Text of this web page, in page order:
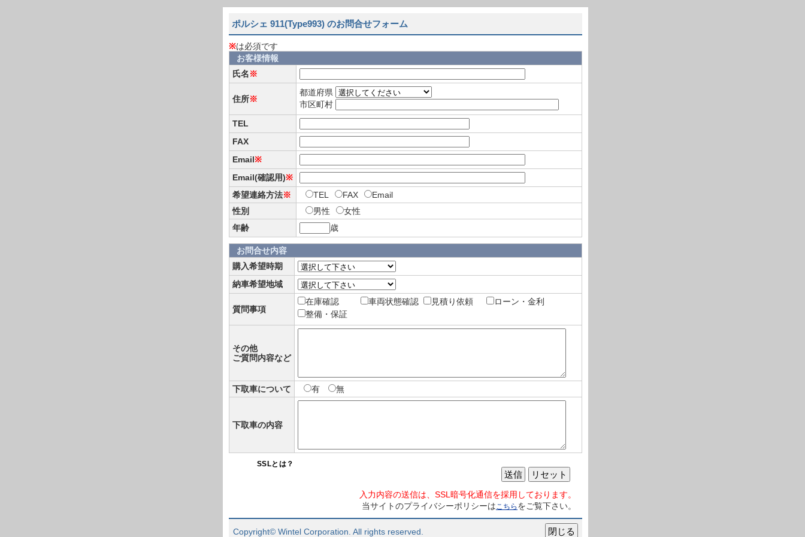
ポルシェ 911(Type993) のお問合せフォーム
※は必須です
お客様情報
氏名※
住所※
都道府県
市区町村
TEL
FAX
Email※
Email(確認用)※
希望連絡方法※ TEL FAX
Email
性別
男性
女性
年齢
歳
お問合せ内容
購入希望時期
納車希望地域
質問事項
在庫確認 車両状態確認 見積り依頼
ローン・金利
整備・保証
その他
ご質問内容など
下取車について 有 無
下取車の内容
SSLとは？
リセット
送信
入力内容の送信は、SSL暗号化通信を採用しております。
当サイトのプライバシーポリシーはこちら をご覧下さい。
Copyright© Wintel Corporation. All rights reserved.